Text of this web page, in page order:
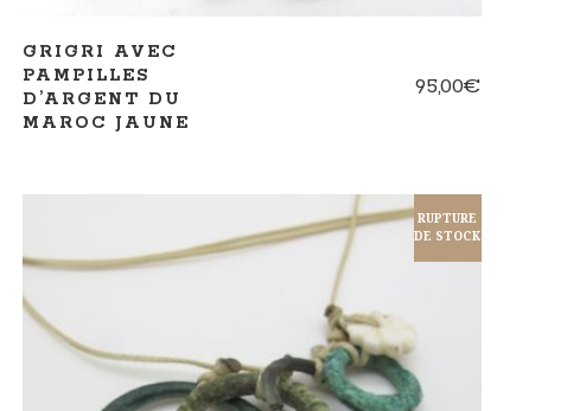
GRIGRI AVEC
PAMPILLES
D’ARGENT DU
MAROC JAUNE
95,00€
RUPTURE
DE STOCK